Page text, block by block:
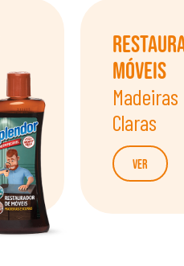
Móveis
Madeiras
Claras
Ver